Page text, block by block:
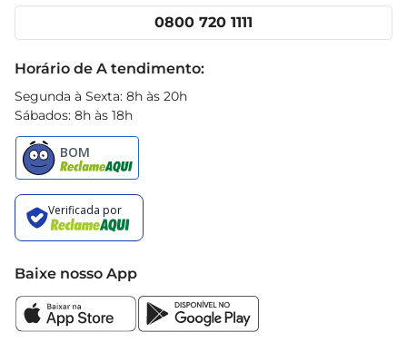
Cencosud Media
0800 720 1111
Horário de A tendimento:
Segunda à Sexta: 8h às 20h
Sábados: 8h às 18h
Baixe nosso App